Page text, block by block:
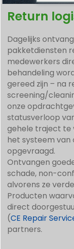
Return
Dagelijks
pakketdiensten
medewerkers
behandeling
gereed zijn – na
screening/
onze
statusverloop
gehele traject te
het systeem
opgevraagd.
Ontvangen
schade, non-
alvorens ze
Producten
direct
(CE Repair
partners.